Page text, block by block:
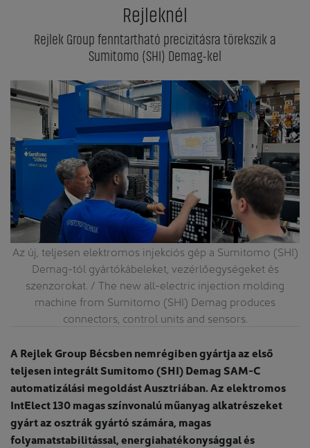
Rejleknél
Rejlek Group fenntartható precizitásra törekszik a
Sumitomo (SHI) Demag-kel
Az új, teljesen elektromos injekciós gép a Sumitomo (SHI)
Demag-tól gyártókábeleket, vezérlőegységeket és
szenzorokat. / The new all-electric injection molding
machine from Sumitomo (SHI) Demag produces
connectors, control units and sensors.
A Rejlek Group Bécsben nemrégiben gyártja az első
teljesen integrált Sumitomo (SHI) Demag SAM-C
automatizálási megoldást Ausztriában. Az elektromos
IntElect 130 magas színvonalú műanyag alkatrészeket
gyárt az osztrák gyártó számára, magas
folyamatstabilitással, energiahatékonysággal és